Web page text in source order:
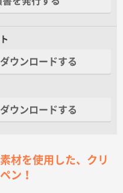
ウンロードする
ウンロードする
材を使用した、クリ
ン！